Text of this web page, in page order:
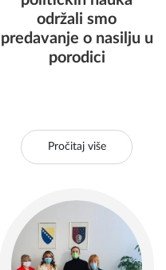
održali smo
predavanje o nasilju u
porodici
Pročitaj više